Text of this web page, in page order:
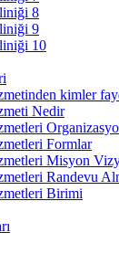
8
9
10
kimler
Nedir
Formlar
Misyon
Randevu
Birimi